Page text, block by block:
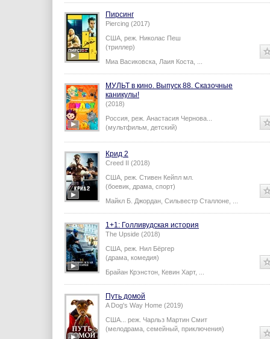
Пирсинг
Piercing (2017)
США, реж. Николас Пеш
(триллер)
Миа Васиковска Лаия Коста
МУЛЬТ в кино. Выпуск 88. Сказочные
каникулы!
(2018)
Россия, реж. Анастасия Чернова
(мультфильм, детский)
Крид 2
Creed II (2018)
США, реж. Стивен Кейпл мл.
(боевик, драма, спорт)
Майкл Б. Джордан Сильвестр Сталлоне
1+1: Голливудская история
The Upside (2018)
США, реж. Нил Бёргер
(драма, комедия)
Брайан Крэнстон Кевин Харт,
Путь домой
A Dog's Way Home (2019)
США... реж. Чарльз Мартин Смит
(мелодрама, семейный, приключения)